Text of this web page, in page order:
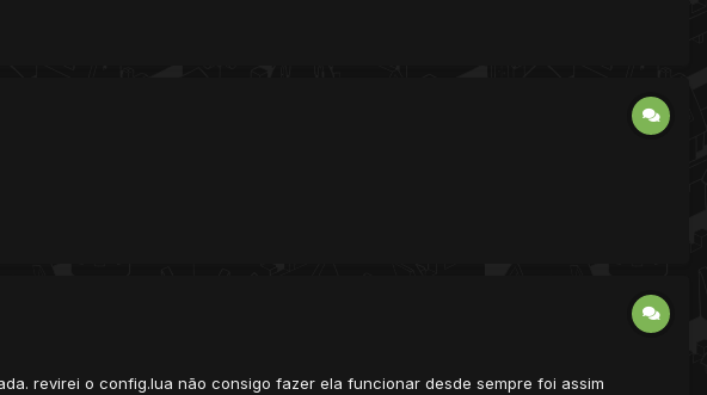
revirei o config.lua não consigo fazer ela funcionar desde sempre foi assim